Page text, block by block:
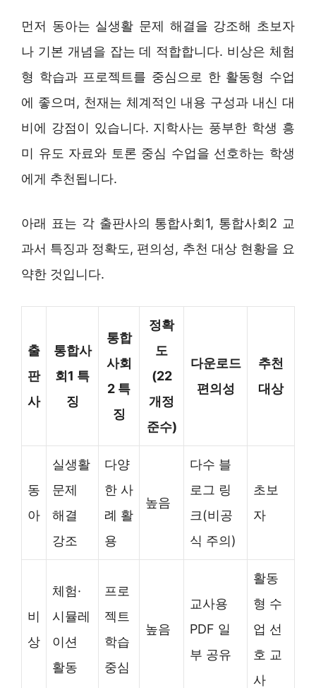
먼저 동아는 실생활 문제 해결을 강조해 초보자
나 기본 개념을 잡는 데 적합합니다. 비상은 체험
형 학습과 프로젝트를 중심으로 한 활동형 수업
에 좋으며, 천재는 체계적인 내용 구성과 내신 대
비에 강점이 있습니다. 지학사는 풍부한 학생 흥
미 유도 자료와 토론 중심 수업을 선호하는 학생
에게 추천됩니다.
아래 표는 각 출판사의 통합사회1, 통합사회2 교
과서 특징과 정확도, 편의성, 추천 대상 현황을 요
약한 것입니다.
출
판
사
통합사
회1 특
징
통합
사회
2 특
징
정확
도
(22
개정
준수)
다운로드
편의성
추천
대상
동
아
실생활
문제
해결
강조
다양
한 사
례 활
용
높음
다수 블
로그 링
크(비공
식 주의)
초보
자
비
상
체험·
시뮬레
이션
활동
프로
젝트
학습
중심
높음
교사용
PDF 일
부 공유
활동
형 수
업 선
호 교
사